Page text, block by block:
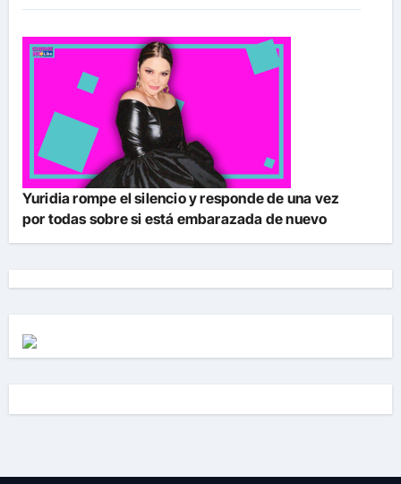
Yuridia rompe el silencio y responde de una vez
por todas sobre si está embarazada de nuevo